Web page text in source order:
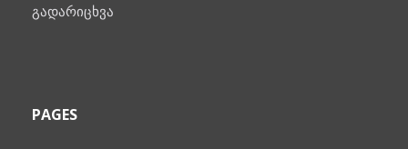
გადარიცხვა
PAGES